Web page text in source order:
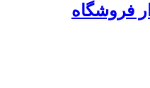
فروشگاه